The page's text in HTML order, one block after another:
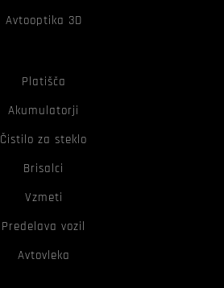
Avtooptika 3D
Platišča
Akumulatorji
Čistilo za steklo
Brisalci
Vzmeti
Predelava vozil
Avtovleka